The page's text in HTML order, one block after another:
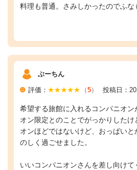
料理も普通。さみしかったのでふな
ぶーちん
評価： （5） 投稿日：
希望する旅館に入れるコンパニオン
オン限定とのことでがっかりしたけ
オンほどではないけど、おっぱいと
のしく過ごせました。
いいコンパニオンさんを差し向け